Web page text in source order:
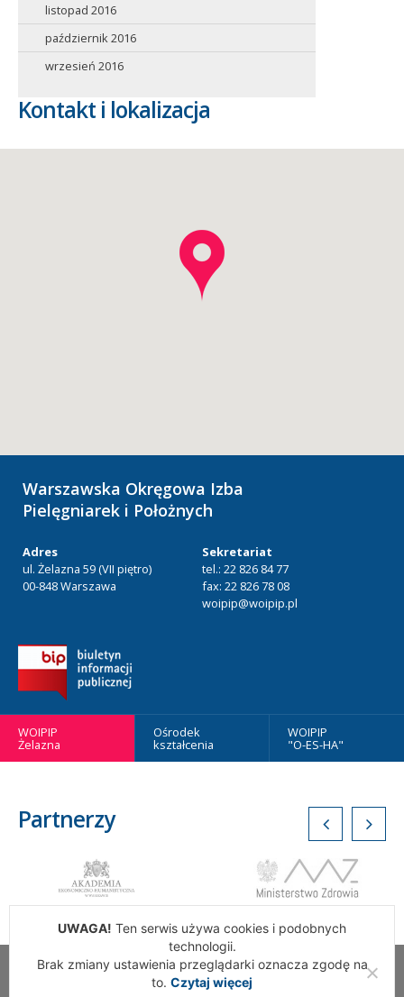
listopad 2016
październik 2016
wrzesień 2016
Kontakt i lokalizacja
Warszawska Okręgowa Izba
Pielęgniarek i Położnych
Adres
ul. Żelazna 59 (VII piętro)
00-848 Warszawa
Sekretariat
tel.: 22 826 84 77
fax: 22 826 78 08
woipip@woipip.pl
WOIPIP
Żelazna
Ośrodek
kształcenia
WOIPIP
"O-ES-HA"
Partnerzy
Wszelkie Prawa Zastrzeżone. Warszawska Okręgowa Izba
Pielęgniarek i Położnych
UWAGA! Ten serwis używa cookies i podobnych
technologii.
Brak zmiany ustawienia przeglądarki oznacza zgodę na
to. Czytaj więcej